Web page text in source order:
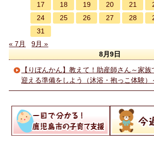
17
18 19 20 21
24
25 26 27 28
31
« 7月
9月 »
8月9日
【りぼんかん】教えて！助産師さん～家
迎える準備をしよう（沐浴・抱っこ体験）